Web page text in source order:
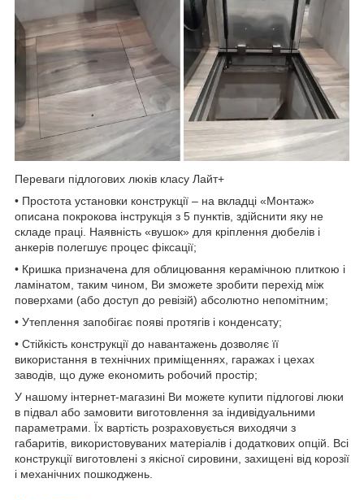
Переваги підлогових люків класу Лайт+
• Простота установки конструкції – на вкладці «Монтаж»
описана покрокова інструкція з 5 пунктів, здійснити яку не
складе праці. Наявність «вушок» для кріплення дюбелів і
анкерів полегшує процес фіксації;
• Кришка призначена для облицювання керамічною плиткою і
ламінатом, таким чином, Ви зможете зробити перехід між
поверхами (або доступ до ревізій) абсолютно непомітним;
• Утеплення запобігає появі протягів і конденсату;
• Стійкість конструкції до навантажень дозволяє її
використання в технічних приміщеннях, гаражах і цехах
заводів, що дуже економить робочий простір;
У нашому інтернет-магазині Ви можете купити підлогові люки
в підвал або замовити виготовлення за індивідуальними
параметрами. Їх вартість розраховується виходячи з
габаритів, використовуваних матеріалів і додаткових опцій. Всі
конструкції виготовлені з якісної сировини, захищені від корозії
і механічних пошкоджень.